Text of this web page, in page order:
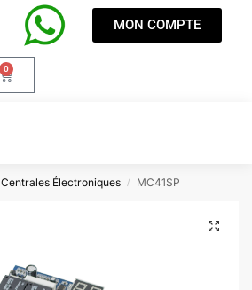
MON COMPTE
0
Centrales Électroniques / MC41SP